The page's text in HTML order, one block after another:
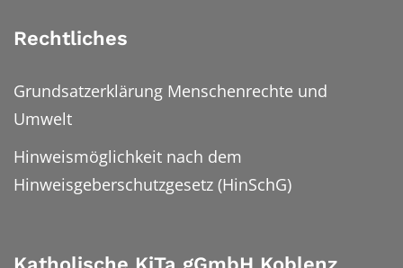
Rechtliches
Grundsatzerklärung Menschenrechte und
Umwelt
Hinweismöglichkeit nach dem
Hinweisgeberschutzgesetz (HinSchG)